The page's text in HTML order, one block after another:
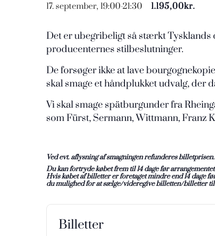
17. september, 19:00-21:30 1.195,00kr.
Det er ubegribeligt så stærkt
producenternes stilbeslutninger.
De forsøger ikke at lave
skal smage et håndplukket udvalg, der
Vi skal smage spätburgunder fra
som Fürst, Sermann, Wittmann, Franz
Ved evt. aflysning af smagningen refunderes billetprisen.
Du kan fortryde købet frem til 14 dage før
Hvis købet af billetter er foretaget mindre end 14 dage
du mulighed for at sælge/videregive billetten/billetter til
Billetter